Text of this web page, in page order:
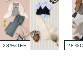
クレジットカード
ニ払い
出荷
28 %OFF 28 %